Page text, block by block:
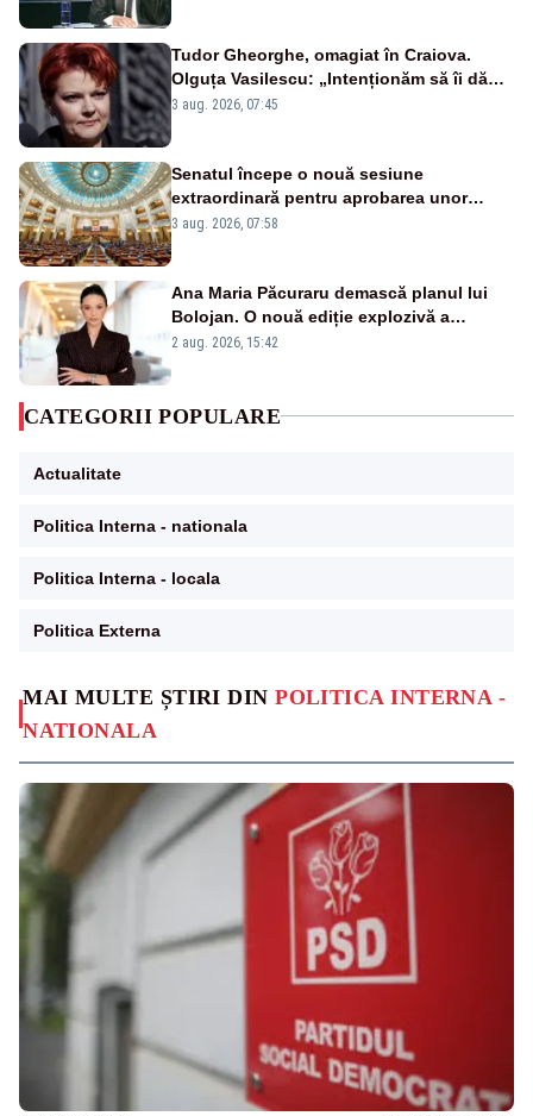
MAI MULTE ȘTIRI DINPOLITICA INTERNA -
NATIONALA
Tudor Gheorghe, omagiat în Craiova.
Olguța Vasilescu: „Intenționăm să îi dăm
numele lui”
3 aug. 2026, 07:45
Senatul începe o nouă sesiune
extraordinară pentru aprobarea unor
jaloane din PNRR
3 aug. 2026, 07:58
Ana Maria Păcuraru demască planul lui
Bolojan. O nouă ediție explozivă a
emisiunii „Miza Zilei” la Realitatea PLUS
2 aug. 2026, 15:42
CATEGORII POPULARE
Actualitate
Politica Interna - nationala
Politica Interna - locala
Politica Externa